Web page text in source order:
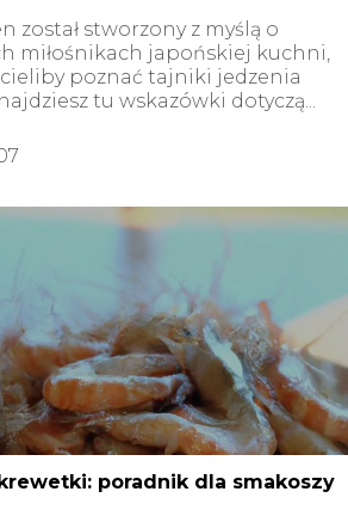
został stworzony z myślą o
miłośnikach japońskiej kuchni,
poznać tajniki jedzenia
tu wskazówki dotyczą...
poradnik dla smakoszy